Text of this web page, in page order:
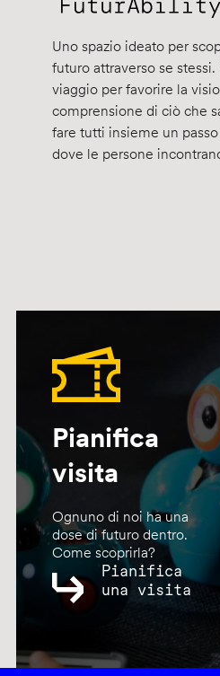
Uno spazio ideato per
futuro attraverso se stessi.
viaggio per favorire la
comprensione di ciò che
fare tutti insieme un
dove le persone
Pianifica
visita
Ognuno di noi ha una
dose di futuro dentro.
Come scoprirla?
Pianifica
una visita